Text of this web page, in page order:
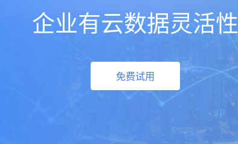
企业有云数据灵活性
免费试用